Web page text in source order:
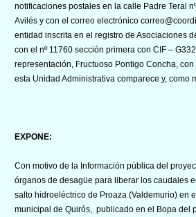
notificaciones postales en la calle Padre Teral
Avilés y con el correo electrónico
entidad inscrita en el registro de Asociaciones
con el nº 11760 sección primera con CIF –
representación, Fructuoso Pontigo Concha,
esta Unidad Administrativa comparece y, como
EXPONE:
Con motivo de la Información pública del
órganos de desagüe para liberar los caudales
salto hidroeléctrico de Proaza (Valdemurio) en
municipal de Quirós, publicado en el Bopa del